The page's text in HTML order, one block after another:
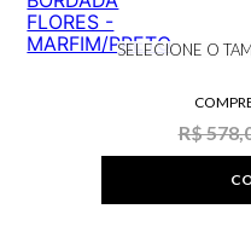
SELECIONE O
R$